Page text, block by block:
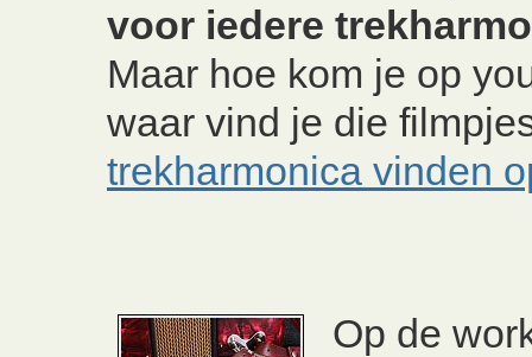
voor iedere
Maar hoe kom je op
waar vind je die
trekharmonica vinden
Op de